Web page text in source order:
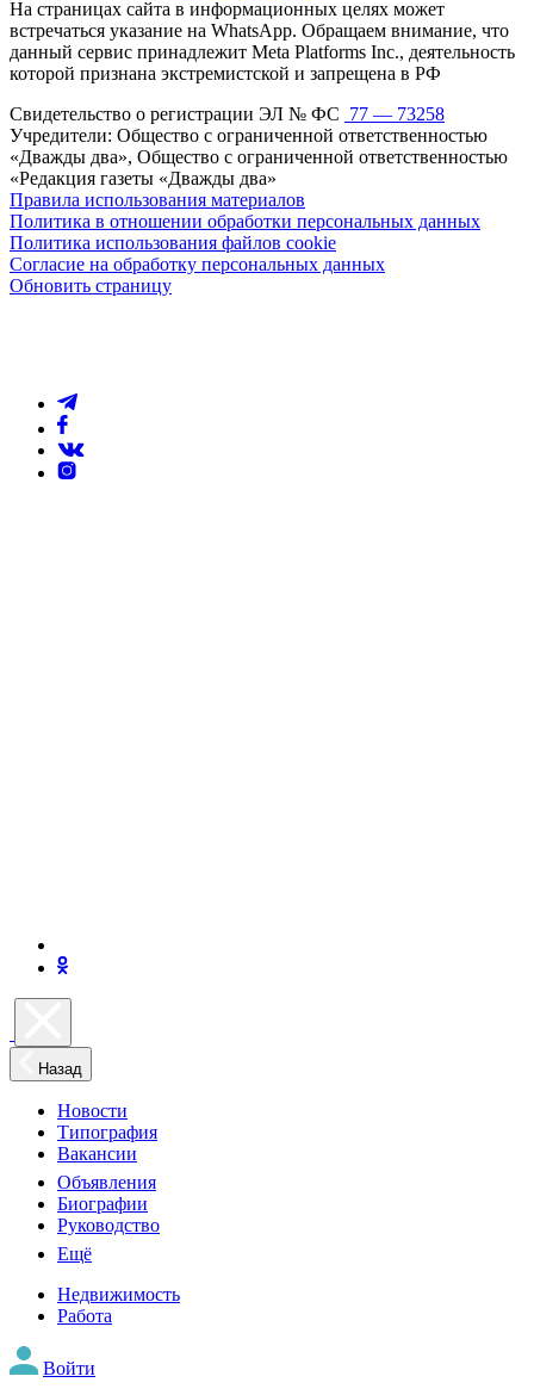
На страницах сайта в информационных целях может
встречаться указание на WhatsApp. Обращаем внимание, что
данный сервис принадлежит Meta Platforms Inc., деятельность
которой признана экстремистской и запрещена в РФ
Свидетельство о регистрации ЭЛ № ФС 77 — 73258
Учредители: Общество с ограниченной ответственностью
«Дважды два», Общество с ограниченной ответственностью
«Редакция газеты «Дважды два»
Правила использования материалов
Политика в отношении обработки персональных данных
Политика использования файлов cookie
Согласие на обработку персональных данных
Обновить страницу
Назад
Новости
Типография
Вакансии
Объявления
Биографии
Руководство
Ещё
Недвижимость
Работа
Войти